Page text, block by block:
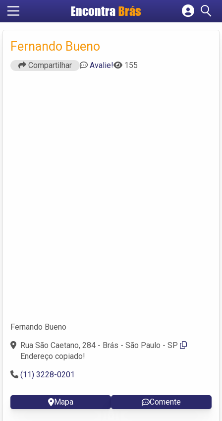
Encontra Brás
Cadastrar empresa
Fernando Bueno
Compartilhar Avalie! 155
Fernando Bueno
Rua São Caetano, 284 - Brás - São Paulo - SP
Endereço copiado!
(11) 3228-0201
Mapa Comente